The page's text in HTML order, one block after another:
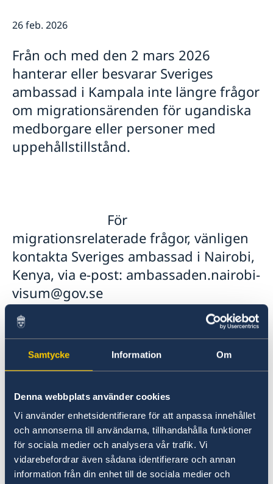
Samtycke Information Om
Denna webbplats använder cookies
Vi använder enhetsidentifierare för att anpassa innehållet
och annonserna till användarna, tillhandahålla funktioner
för sociala medier och analysera vår trafik. Vi
vidarebefordrar även sådana identifierare och annan
information från din enhet till de sociala medier och
Svenska företag i
26 feb. 2026
Från och med den 2 mars 2026
hanterar eller besvarar Sveriges
ambassad i Kampala inte längre frågor
om migrationsärenden för ugandiska
medborgare eller personer med
uppehållstillstånd.
För
migrationsrelaterade frågor, vänligen
kontakta Sveriges ambassad i Nairobi,
Kenya, via e-post: ambassaden.nairobi-
visum@gov.se
Intervjuer och
inlämning av biometri kommer
ambassad i Kampala. Ansökningar för
Schengenvisum (turism, affärsresor
eller besök på upp till 90 dagar)
kommer även fortsättningsvis att
lämnas in lokalt i Kampala via VFS